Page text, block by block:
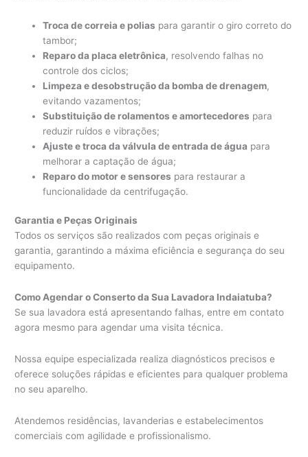
Troca de correia e polias para garantir o giro correto do
tambor;
Reparo da placa eletrônica, resolvendo falhas no
controle dos ciclos;
Limpeza e desobstrução da bomba de drenagem,
evitando vazamentos;
Substituição de rolamentos e amortecedores para
reduzir ruídos e vibrações;
Ajuste e troca da válvula de entrada de água para
melhorar a captação de água;
Reparo do motor e sensores para restaurar a
funcionalidade da centrifugação.
Garantia e Peças Originais
Todos os serviços são realizados com peças originais e
garantia, garantindo a máxima eficiência e segurança do seu
equipamento.
Como Agendar o Conserto da Sua Lavadora Indaiatuba?
Se sua lavadora está apresentando falhas, entre em contato
agora mesmo para agendar uma visita técnica.
Nossa equipe especializada realiza diagnósticos precisos e
oferece soluções rápidas e eficientes para qualquer problema
no seu aparelho.
Atendemos residências, lavanderias e estabelecimentos
comerciais com agilidade e profissionalismo.